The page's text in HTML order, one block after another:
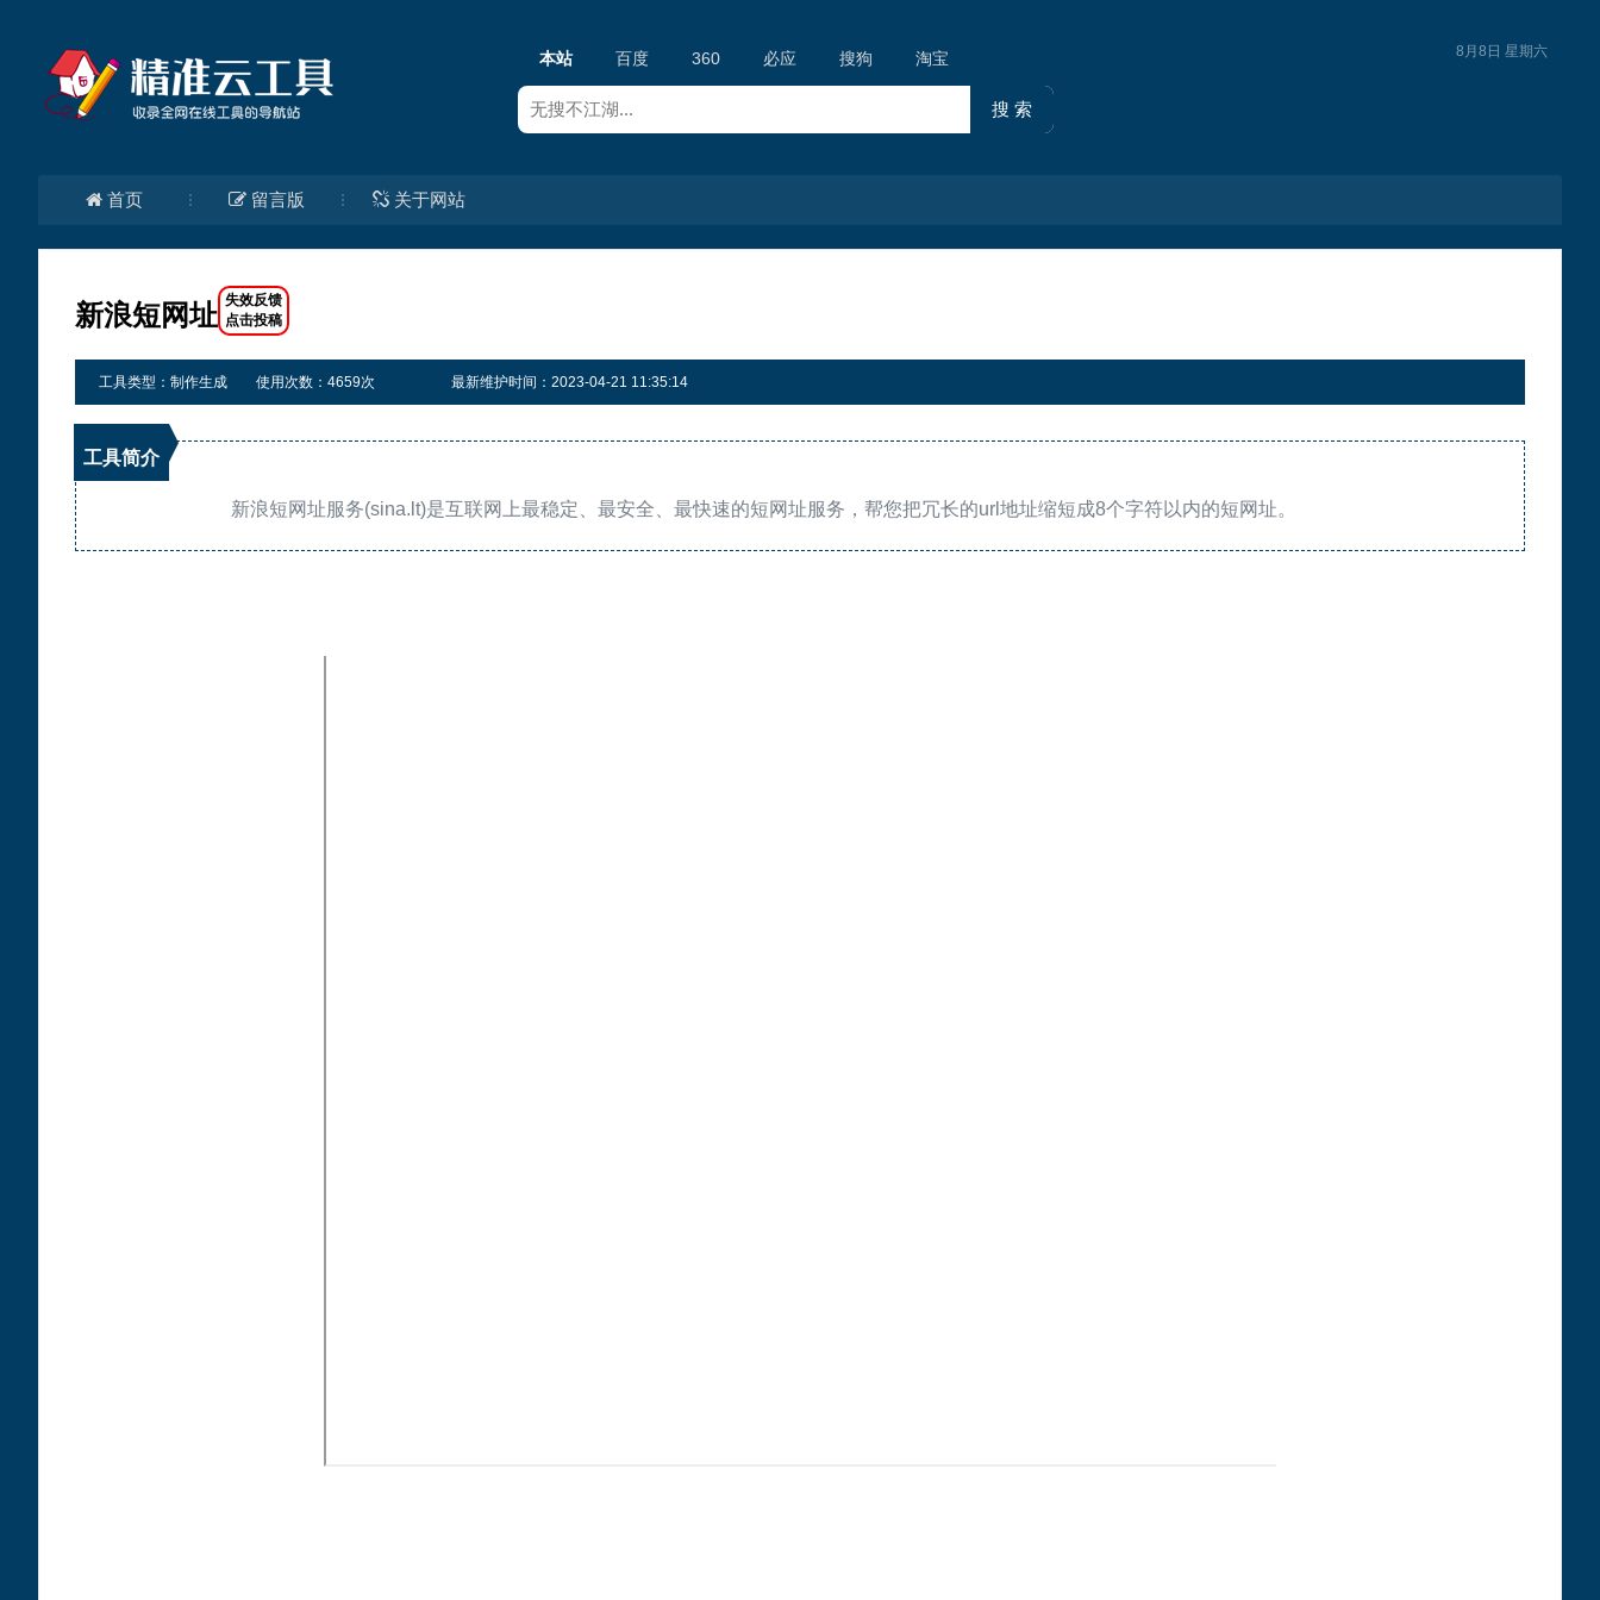
本站 百度 360 必应 搜狗 淘宝 8月8日 星期六
首页 留言版 关于网站
新浪短网址
工具类型：制作生成 使用次数：4659次 最新维护时间：2023-04-21 11:35:14
工具简介
新浪短网址服务(sina.lt)是互联网上最稳定、最安全、最快速的短网址服务，帮您把冗长的url地址缩短成8个字符以内的短网址。